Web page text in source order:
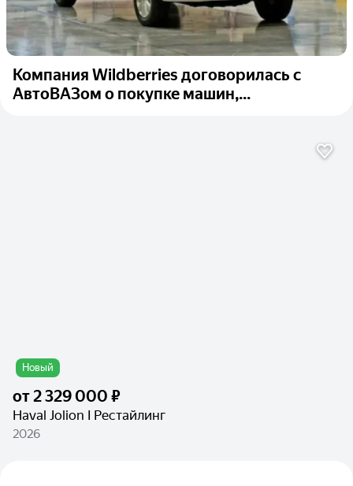
Компания Wildberries договорилась с
АвтоВАЗом о покупке машин,...
Новый
от2 329 000 ₽
Haval Jolion I Рестайлинг
2026